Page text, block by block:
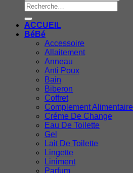
Recherche
pour :
ACCUEIL
BéBé
Accessoire
Allaitement
Anneau
Anti Poux
Bain
Biberon
Coffret
Complement Alimentaire
Créme De Change
Eau De Toilette
Gel
Lait De Toilette
Lingette
Liniment
Parfum